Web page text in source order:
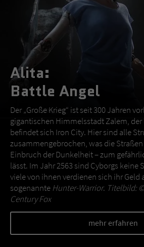
Alita:
Battle Angel
Der „Große Krieg“ ist seit 300 Jahren
gigantischen Himmelsstadt Zalem, der
befindet sich Iron City. Hier sind alle
zusammengebrochen, was die
Einbruch der Dunkelheit – zum
lässt. Im Jahr 2563 sind Cyborgs keine
viele von ihnen verdienen sich ihr
sogenannte Hunter-Warrior. Titelbild:
Century Fox
mehr erfahren